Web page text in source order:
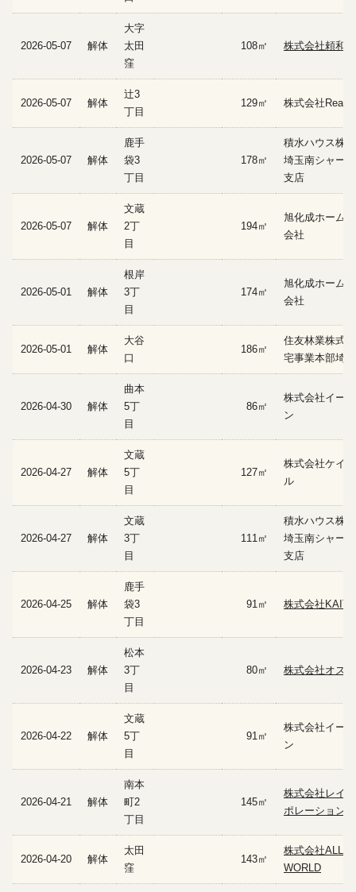
2026-05-07 解体
大字
太田
窪
108㎡ 株式会社頼和
2026-05-07 解体
辻3
丁目
129㎡ 株式会社
2026-05-07 解体
鹿手
袋3
丁目
178㎡
積水ハウス株
埼玉南シャー
支店
2026-05-07 解体
文蔵
2丁
目
194㎡
旭化成ホーム
会社
2026-05-01 解体
根岸
3丁
目
174㎡
旭化成ホーム
会社
2026-05-01 解体
大谷
口
186㎡
住友林業株式
宅事業本部埼
2026-04-30 解体
曲本
5丁
目
86㎡
株式会社イー
ン
2026-04-27 解体
文蔵
5丁
目
127㎡
株式会社ケイ
ル
2026-04-27 解体
文蔵
3丁
目
111㎡
積水ハウス株
埼玉南シャー
支店
2026-04-25 解体
鹿手
袋3
丁目
91㎡ 株式会社
2026-04-23 解体
松本
3丁
目
80㎡ 株式会社オズ
2026-04-22 解体
文蔵
5丁
目
91㎡
株式会社イー
ン
2026-04-21 解体
南本
町2
丁目
145㎡
株式会社レイ
ポレーション
2026-04-20 解体
太田
窪
143㎡
株式会社ALL
WORLD